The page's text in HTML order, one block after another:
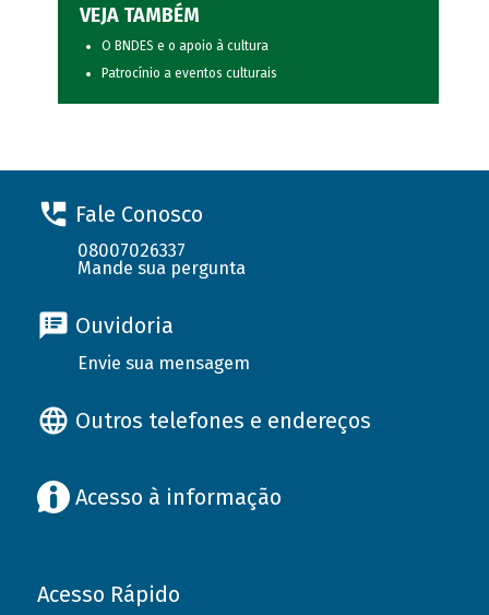
VEJA TAMBÉM
O BNDES e o apoio à cultura
Patrocínio a eventos culturais
Fale Conosco
08007026337
Mande sua pergunta
Ouvidoria
Envie sua mensagem
Outros telefones e endereços
Acesso à informação
Acesso Rápido